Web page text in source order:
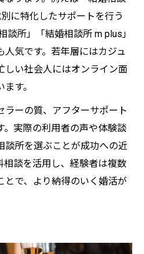
に特化したサポートを行う
談所」「結婚相談所 m plus」
気です。若年層にはカジュ
しい社会人にはオンライン面
す。
ラーの質、アフターサポート
。実際の利用者の声や体験談
談所を選ぶことが成功への近
相談を活用し、経験者は複数
とで、より納得のいく婚活が